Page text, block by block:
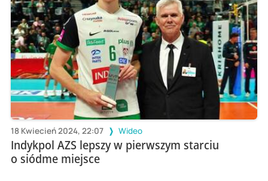
18 Kwiecień 2024, 22:07 Wideo
Indykpol AZS lepszy w pierwszym starciu
o siódme miejsce